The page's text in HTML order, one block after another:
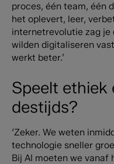
proces, één team, één
het oplevert, leer,
internetrevolutie zag je
wilden digitaliseren
werkt beter.’
Speelt ethiek
destijds?
‘Zeker. We weten
technologie sneller
Bij AI moeten we vanaf